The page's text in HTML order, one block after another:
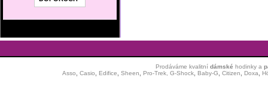
Prodáváme kvalitní dámské hodinkya
Asso
Casio Edifice Sheen Pro-Trek, G-Shock, Baby-G Citizen Doxa